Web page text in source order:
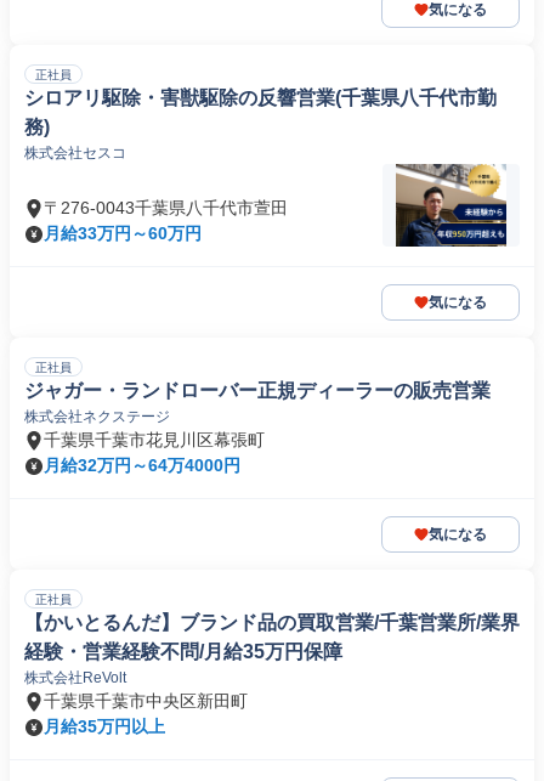
気になる
正社員
シロアリ駆除・害獣駆除の反響営業(千葉県八千代市勤
務)
株式会社セスコ
〒276-0043千葉県八千代市萱田
月給33万円～60万円
気になる
正社員
ジャガー・ランドローバー正規ディーラーの販売営業
株式会社ネクステージ
千葉県千葉市花見川区幕張町
月給32万円～64万4000円
気になる
正社員
【かいとるんだ】ブランド品の買取営業/千葉営業所/業界
経験・営業経験不問/月給35万円保障
株式会社ReVolt
千葉県千葉市中央区新田町
月給35万円以上